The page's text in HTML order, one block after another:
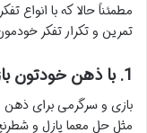
مطمئناً حالا که با انواع
تمرین و تکرار تفکر
1. با ذهن خودتون بازی کنید:
بازی و سرگرمی برای
مثل حل معما پازل و